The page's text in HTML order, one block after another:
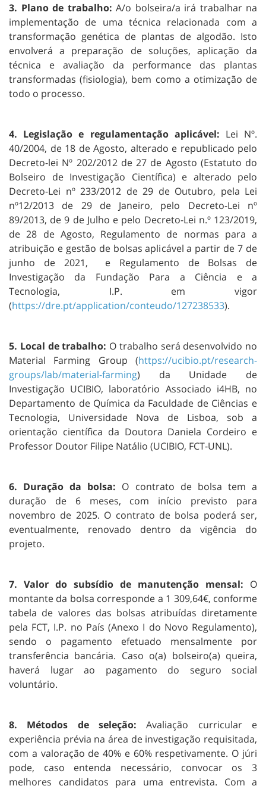
3. Plano de trabalho: A/o bolseira/a irá trabalhar na
implementação de uma técnica relacionada com a
transformação genética de plantas de algodão. Isto
envolverá a preparação de soluções, aplicação da
técnica e avaliação da performance das plantas
transformadas (fisiologia), bem como a otimização de
todo o processo.
4. Legislação e regulamentação aplicável: Lei Nº.
40/2004, de 18 de Agosto, alterado e republicado pelo
Decreto-lei Nº 202/2012 de 27 de Agosto (Estatuto do
Bolseiro de Investigação Científica) e alterado pelo
Decreto-Lei nº 233/2012 de 29 de Outubro, pela Lei
nº12/2013 de 29 de Janeiro, pelo Decreto-Lei nº
89/2013, de 9 de Julho e pelo Decreto-Lei n.º 123/2019,
de 28 de Agosto, Regulamento de normas para a
atribuição e gestão de bolsas aplicável a partir de 7 de
junho de 2021, e Regulamento de Bolsas de
Investigação da Fundação Para a Ciência e a
Tecnologia, I.P. em vigor
(https://dre.pt/application/conteudo/127238533).
5. Local de trabalho: O trabalho será desenvolvido no
Material Farming Group (https://ucibio.pt/research-
groups/lab/material-farming) da Unidade de
Investigação UCIBIO, laboratório Associado i4HB, no
Departamento de Química da Faculdade de Ciências e
Tecnologia, Universidade Nova de Lisboa, sob a
orientação científica da Doutora Daniela Cordeiro e
Professor Doutor Filipe Natálio (UCIBIO, FCT-UNL).
6. Duração da bolsa: O contrato de bolsa tem a
duração de 6 meses, com início previsto para
novembro de 2025. O contrato de bolsa poderá ser,
eventualmente, renovado dentro da vigência do
projeto.
7. Valor do subsídio de manutenção mensal: O
montante da bolsa corresponde a 1 309,64€, conforme
tabela de valores das bolsas atribuídas diretamente
pela FCT, I.P. no País (Anexo I do Novo Regulamento),
sendo o pagamento efetuado mensalmente por
transferência bancária. Caso o(a) bolseiro(a) queira,
haverá lugar ao pagamento do seguro social
voluntário.
8. Métodos de seleção: Avaliação curricular e
experiência prévia na área de investigação requisitada,
com a valoração de 40% e 60% respetivamente. O júri
pode, caso entenda necessário, convocar os 3
melhores candidatos para uma entrevista. Com a